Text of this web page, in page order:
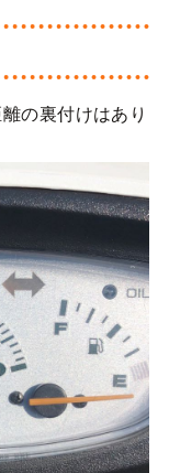
の裏付けはあり